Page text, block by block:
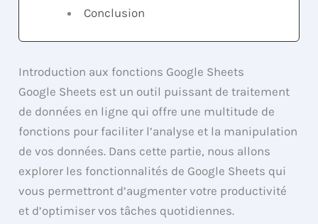
Conclusion
Introduction aux fonctions Google Sheets
Google Sheets est un outil puissant de traitement
de données en ligne qui offre une multitude de
fonctions pour faciliter l’analyse et la manipulation
de vos données. Dans cette partie, nous allons
explorer les fonctionnalités de Google Sheets qui
vous permettront d’augmenter votre productivité
et d’optimiser vos tâches quotidiennes.